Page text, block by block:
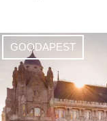
GOODAPEST